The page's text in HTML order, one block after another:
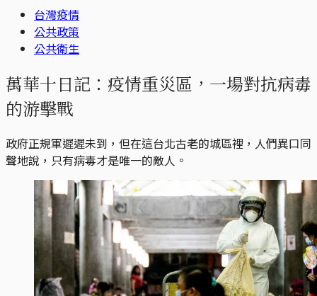
台灣疫情
公共政策
公共衛生
萬華十日記：疫情重災區，一場對抗病毒
的游擊戰
政府正規軍遲遲未到，但在這台北古老的城區裡，人們異口同
聲地說，只有病毒才是唯一的敵人。